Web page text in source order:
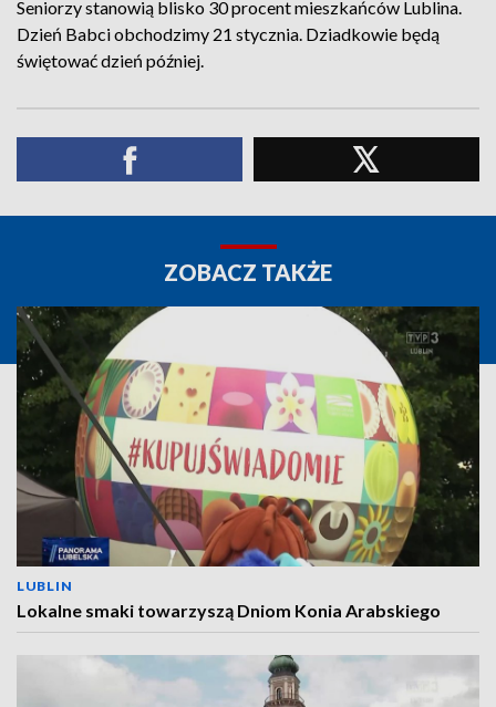
Seniorzy stanowią blisko 30 procent mieszkańców Lublina.
Dzień Babci obchodzimy 21 stycznia. Dziadkowie będą
świętować dzień później.
ZOBACZ TAKŻE
LUBLIN
Lokalne smaki towarzyszą Dniom Konia Arabskiego